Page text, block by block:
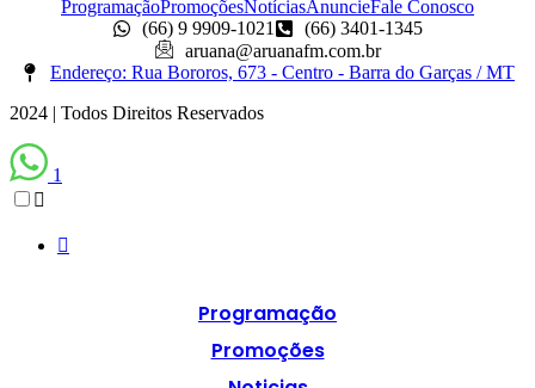
ProgramaçãoPromoçõesNotíciasAnuncieFale Conosco
(66) 9 9909-1021
(66) 3401-1345
aruana@aruanafm.com.br
Endereço: Rua Bororos, 673 - Centro - Barra do Garças / MT
2024 | Todos Direitos Reservados
1
Programação
Promoções